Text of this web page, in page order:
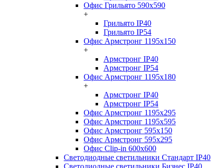
Офис Грильято 590x590
+
Грильято IP40
Грильято IP54
Офис Армстронг 1195x150
+
Армстронг IP40
Армстронг IP54
Офис Армстронг 1195x180
+
Армстронг IP40
Армстронг IP54
Офис Армстронг 1195x295
Офис Армстронг 1195x595
Офис Армстронг 595x150
Офис Армстронг 595x295
Офис Clip-in 600x600
Светодиодные светильники Стандарт IP40
Светодиодные светильники Бизнес IP40